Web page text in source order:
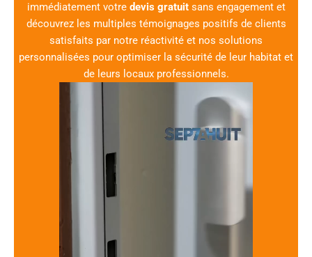
immédiatement votre devis gratuitsans engagement et
découvrez les multiples témoignages positifs de clients
satisfaits par notre réactivité et nos solutions
personnalisées pour optimiser la sécurité de leur habitat et
de leurs locaux professionnels.